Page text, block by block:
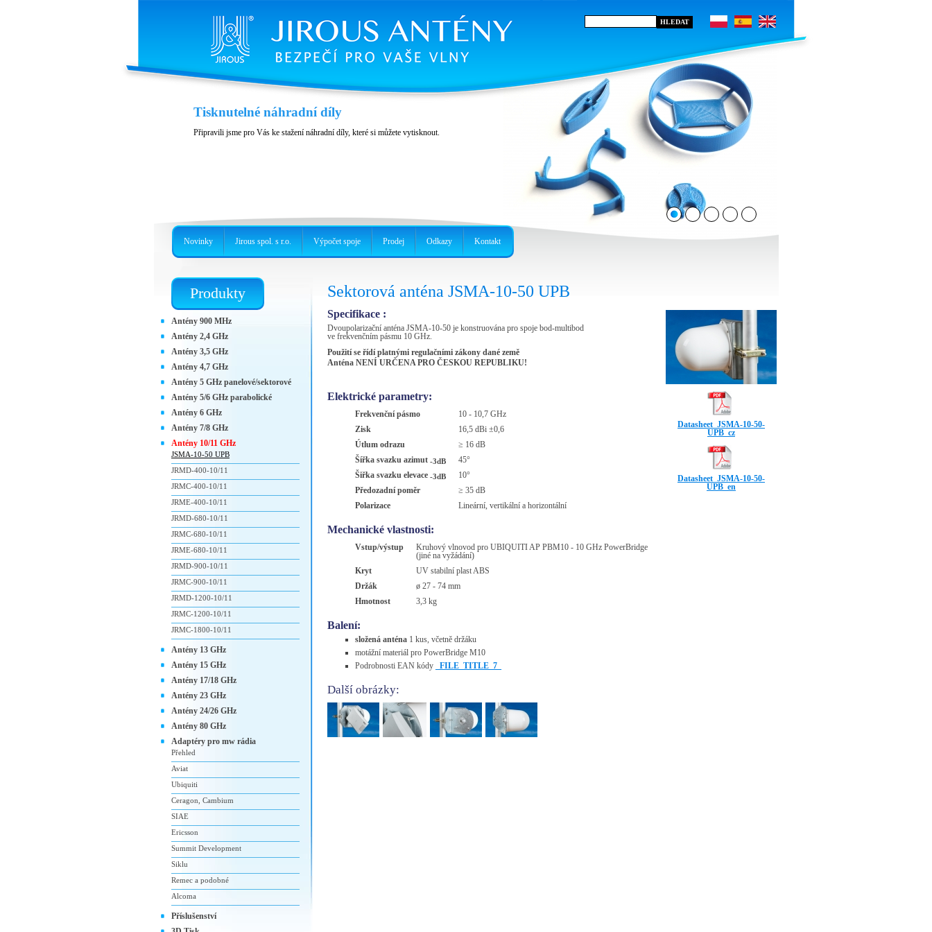
Tisknutelné náhradní díly
Připravili jsme pro Vás ke stažení náhradní díly, které si můžete vytisknout.
Sektorová anténa JSMA-10-50 UPB
Datasheet_JSMA-10-50-
UPB_cz
Datasheet_JSMA-10-50-
UPB_en
Specifikace :
Dvoupolarizační anténa JSMA-10-50 je konstruována pro spoje bod-multibod
ve frekvenčním pásmu 10 GHz.
Použití se řídí platnými regulačními zákony dané země
Anténa NENÍ URČENA PRO ČESKOU REPUBLIKU!
Elektrické parametry:
Frekvenční pásmo
10 - 10,7 GHz
Zisk
16,5 dBi ±0,6
Útlum odrazu
≥ 16 dB
Šířka svazku azimut -3dB
45°
Šiřka svazku elevace -3dB
10°
Předozadní poměr
≥ 35 dB
Polarizace
Lineární, vertikální a horizontální
Mechanické vlastnosti:
Vstup/výstup
Kruhový vlnovod pro UBIQUITI AP PBM10 - 10 GHz PowerBridge
(jiné na vyžádání)
Kryt
UV stabilní plast ABS
Držák
ø 27 - 74 mm
Hmotnost
3,3 kg
Balení:
složená anténa 1 kus, včetně držáku
motážní materiál pro PowerBridge M10
Podrobnosti EAN kódy
_FILE_TITLE_7_
Další obrázky:
Produkty
Antény 900 MHz
Antény 2,4 GHz
Antény 3,5 GHz
Antény 4,7 GHz
Antény 5 GHz panelové/sektorové
Antény 5/6 GHz parabolické
Antény 6 GHz
Antény 7/8 GHz
Antény 10/11 GHz
JSMA-10-50 UPB
JRMD-400-10/11
JRMC-400-10/11
JRME-400-10/11
JRMD-680-10/11
JRMC-680-10/11
JRME-680-10/11
JRMD-900-10/11
JRMC-900-10/11
JRMD-1200-10/11
JRMC-1200-10/11
JRMC-1800-10/11
Antény 13 GHz
Antény 15 GHz
Antény 17/18 GHz
Antény 23 GHz
Antény 24/26 GHz
Antény 80 GHz
Adaptéry pro mw rádia
Přehled
Aviat
Ubiquiti
Ceragon, Cambium
SIAE
Ericsson
Summit Development
Siklu
Remec a podobné
Alcoma
Příslušenství
Novinky Jirous spol. s r.o. Výpočet spoje Prodej Odkazy Kontakt